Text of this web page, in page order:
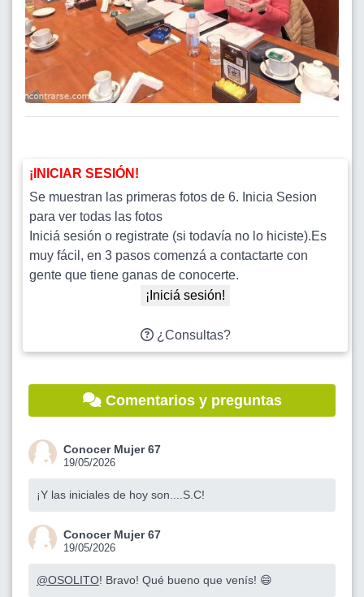
¡INICIAR SESIÓN!
Se muestran las primeras fotos de 6. Inicia Sesion
para ver todas las fotos
Iniciá sesión o registrate (si todavía no lo hiciste).Es
muy fácil, en 3 pasos comenzá a contactarte con
gente que tiene ganas de conocerte.
¡Iniciá sesión!
¿Consultas?
Comentarios y preguntas
Conocer Mujer 67
19/05/2026
¡Y las iniciales de hoy son....S.C!
Conocer Mujer 67
19/05/2026
@OSOLITO! Bravo! Qué bueno que venís! 😄